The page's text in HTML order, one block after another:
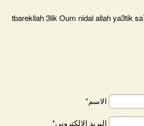
tbarekllah 3lik Oum nidal allah ya3tik
الاسم*
البريد الإلكتروني*